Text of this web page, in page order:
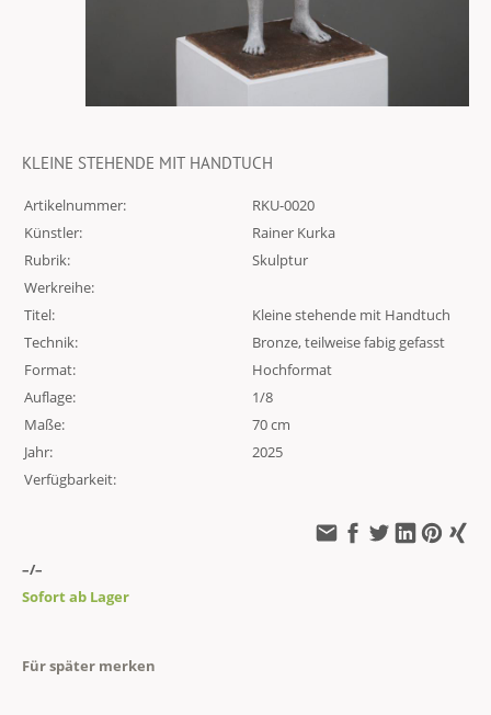
KLEINE STEHENDE MIT HANDTUCH
Artikelnummer:
RKU-0020
Künstler:
Rainer Kurka
Rubrik:
Skulptur
Werkreihe:
Titel:
Kleine stehende mit Handtuch
Technik:
Bronze, teilweise fabig gefasst
Format:
Hochformat
Auflage:
1/8
Maße:
70 cm
Jahr:
2025
Verfügbarkeit:
–/–
Sofort ab Lager
Für später merken